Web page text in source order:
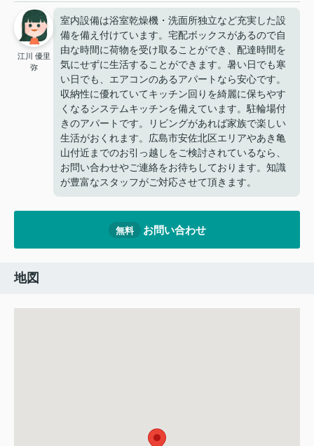
江川 優里
弥
室内設備は浴室乾燥機・洗面所独立など充実した設
備を備え付けています。宅配ボックスがあるので自
由な時間に荷物を受け取ることができ、配達時間を
気にせずに生活することができます。暑い日でも寒
い日でも、エアコンのあるアパートなら安心です。
収納性に優れていてキッチン回りを綺麗に保ちやす
くなるシステムキッチンを備えています。駐輪場付
きのアパートです。リビングがあれば家族で楽しい
生活がおくれます。広島市安佐北区エリアやあき亀
山付近までのお引っ越しをご検討されているなら、
お問い合わせやご連絡をお待ちしております。知識
が豊富なスタッフがご対応させて頂きます。
無料 お問い合わせ
地図